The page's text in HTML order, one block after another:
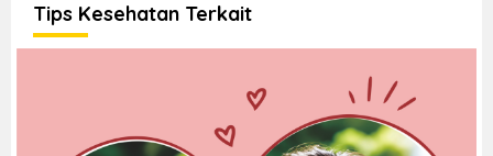
Tips Kesehatan Terkait